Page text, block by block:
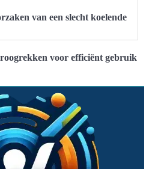
van een slecht koelende
voor efficiënt gebruik